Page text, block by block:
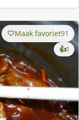
Maak favoriet91
👍1